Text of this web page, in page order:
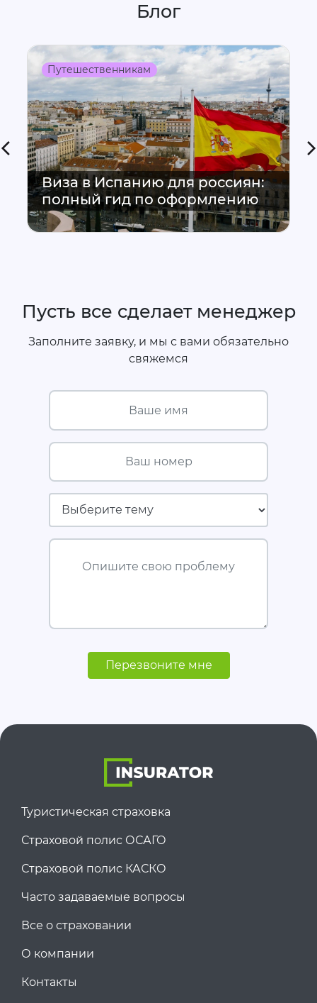
Блог
Путешественникам
Виза в Испанию для россиян:
полный гид по оформлению
Пусть все сделает менеджер
Заполните заявку, и мы с вами обязательно
свяжемся
Ваше имя
Ваш номер
Страховая компания
Опишите свою проблему
Перезвоните мне
Туристическая страховка
Страховой полис ОСАГО
Страховой полис КАСКО
Часто задаваемые вопросы
Все о страховании
О компании
Контакты